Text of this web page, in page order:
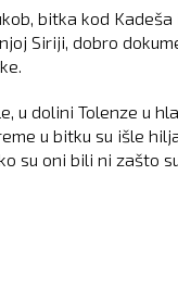
bitka kod
Siriji, dobro
u dolini Tolenze u
u bitku su išle
su oni bili ni zašto